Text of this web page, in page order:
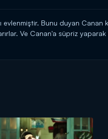
Bunu duyan Canan
Ve Canan'a süpriz yaparak